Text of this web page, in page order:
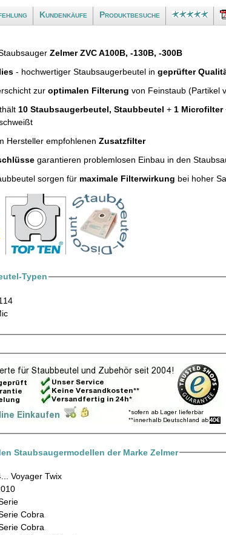
Kundenkäufe Produktbesuche
Zelmer ZVC A100B, -130B, -300B
- hochwertiger Staubsaugerbeutel in geprüfter
zur optimalen Filterung von Feinstaub (Partikel
10 Staubsaugerbeutel, Staubbeutel + 1 Microfilter
Hersteller empfohlenen Zusatzfilter
garantieren problemlosen Einbau in den
sorgen für maximale Filterwirkung bei hoher
Typen
Staubsaugermodellen der Marke Zelmer
Voyager Twix
Cobra
Cobra